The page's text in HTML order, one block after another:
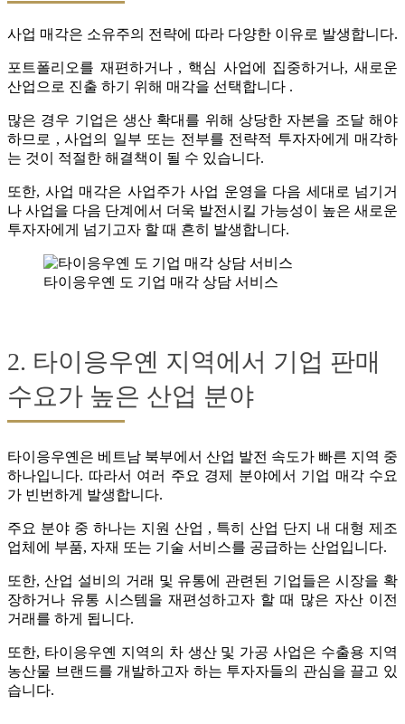
사업 매각은 소유주의 전략에 따라 다양한 이유로 발생합니다.
포트폴리오를 재편하거나 , 핵심 사업에 집중하거나, 새로운
산업으로 진출 하기 위해 매각을 선택합니다 .
많은 경우 기업은 생산 확대를 위해 상당한 자본을 조달 해야
하므로 , 사업의 일부 또는 전부를 전략적 투자자에게 매각하
는 것이 적절한 해결책이 될 수 있습니다.
또한, 사업 매각은 사업주가 사업 운영을 다음 세대로 넘기거
나 사업을 다음 단계에서 더욱 발전시킬 가능성이 높은 새로운
투자자에게 넘기고자 할 때 흔히 발생합니다.
타이응우옌 도 기업 매각 상담 서비스
2. 타이응우옌 지역에서 기업 판매
수요가 높은 산업 분야
타이응우옌은 베트남 북부에서 산업 발전 속도가 빠른 지역 중
하나입니다. 따라서 여러 주요 경제 분야에서 기업 매각 수요
가 빈번하게 발생합니다.
주요 분야 중 하나는 지원 산업 , 특히 산업 단지 내 대형 제조
업체에 부품, 자재 또는 기술 서비스를 공급하는 산업입니다.
또한, 산업 설비의 거래 및 유통에 관련된 기업들은 시장을 확
장하거나 유통 시스템을 재편성하고자 할 때 많은 자산 이전
거래를 하게 됩니다.
또한, 타이응우옌 지역의 차 생산 및 가공 사업은 수출용 지역
농산물 브랜드를 개발하고자 하는 투자자들의 관심을 끌고 있
습니다.